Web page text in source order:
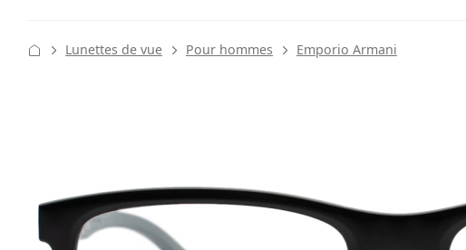
Lunettes de vue Pour hommes Emporio Armani